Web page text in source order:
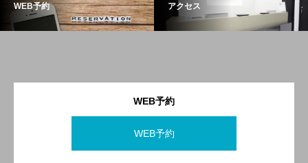
WEB予約 アクセス
WEB予約
WEB予約